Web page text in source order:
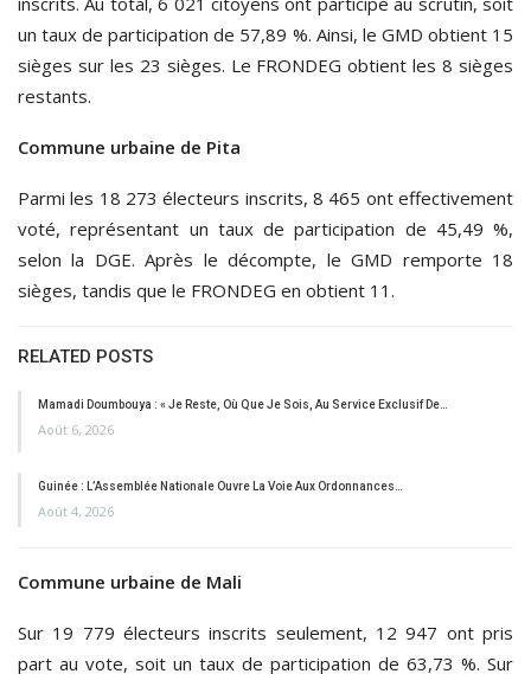
un taux de participation de 57,89 %. Ainsi, le GMD obtient 15
sièges sur les 23 sièges. Le FRONDEG obtient les 8 sièges
restants.
Commune urbaine de Pita
Parmi les 18 273 électeurs inscrits, 8 465 ont effectivement
voté, représentant un taux de participation de 45,49 %,
selon la DGE. Après le décompte, le GMD remporte 18
sièges, tandis que le FRONDEG en obtient 11.
RELATED POSTS
Mamadi Doumbouya : « Je Reste, Où Que Je Sois, Au Service Exclusif De…
Août 6, 2026
Guinée : L’Assemblée Nationale Ouvre La Voie Aux Ordonnances…
Août 4, 2026
Commune urbaine de Mali
Sur 19 779 électeurs inscrits seulement, 12 947 ont pris
part au vote, soit un taux de participation de 63,73 %. Sur